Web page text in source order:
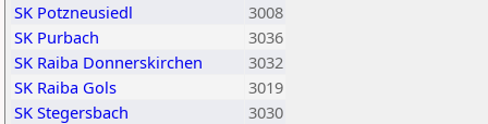
SK Potzneusiedl
3008
SK Purbach
3036
SK Raiba Donnerskirchen
3032
SK Raiba Gols
3019
SK Stegersbach
3030